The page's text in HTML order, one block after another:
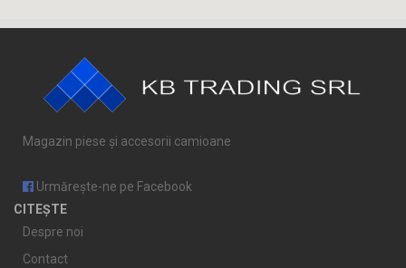
Magazin piese și accesorii camioane
Urmărește-ne pe Facebook
CITEȘTE
Despre noi
Contact